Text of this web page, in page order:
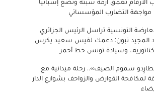
مواجهة التضارب المؤسساتي
التونسية تراسل الرئيس الجزائري
المجيد تبون: دعمك لقيس سعيد يكرس
وسيادة تونس خط أحمر
سموم الصيف».. رحلة ميدانية مع
لمكافحة القوارض والزواحف بشوارع الدار